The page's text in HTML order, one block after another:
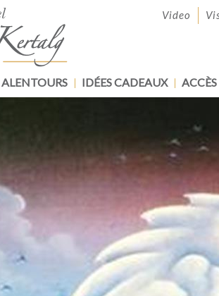
Video
ALENTOURS IDÉES CADEAUX ACCÈS